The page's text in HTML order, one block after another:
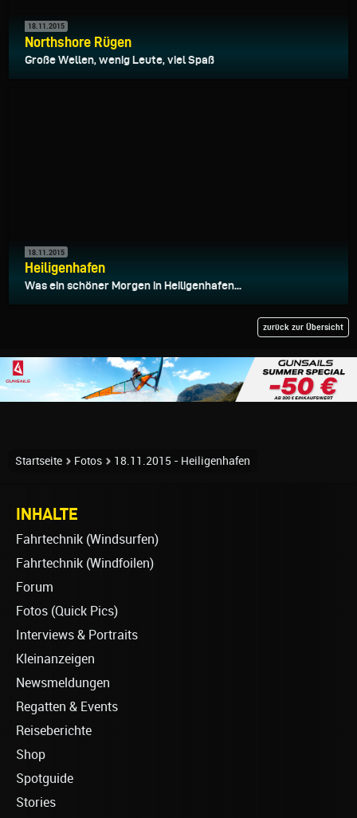
18.11.2015
Northshore Rügen
Große Wellen, wenig Leute, viel Spaß
18.11.2015
Heiligenhafen
Was ein schöner Morgen in Heiligenhafen...
zurück zur Übersicht
Startseite Fotos 18.11.2015 - Heiligenhafen
INHALTE
Fahrtechnik (Windsurfen)
Fahrtechnik (Windfoilen)
Forum
Fotos (Quick Pics)
Interviews & Portraits
Kleinanzeigen
Newsmeldungen
Regatten & Events
Reiseberichte
Shop
Spotguide
Stories